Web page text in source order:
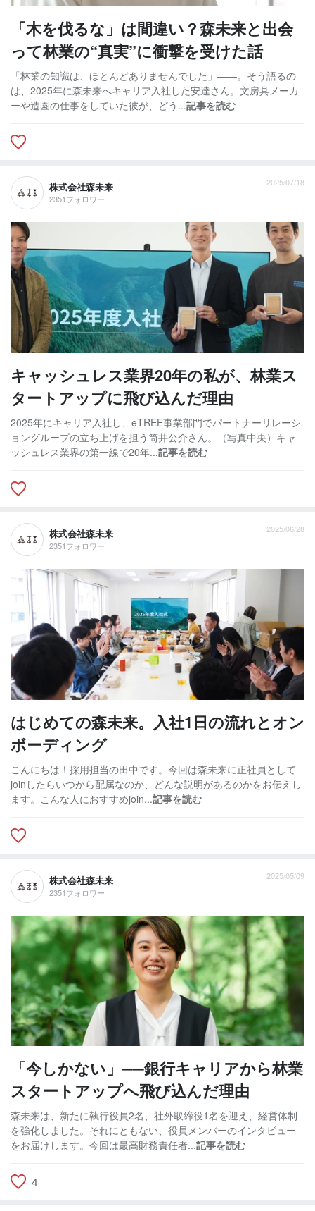
「木を伐るな」は間違い？森未来と出会
って林業の“真実”に衝撃を受けた話
「林業の知識は、ほとんどありませんでした」――。そう語るの
は、2025年に森未来へキャリア入社した安達さん。文房具メーカ
ーや造園の仕事をしていた彼が、どう...記事を読む
株式会社森未来
2351フォロワー
2025/07/18
キャッシュレス業界20年の私が、林業ス
タートアップに飛び込んだ理由
2025年にキャリア入社し、eTREE事業部門でパートナーリレーシ
ョングループの立ち上げを担う筒井公介さん。（写真中央）キャ
ッシュレス業界の第一線で20年...記事を読む
株式会社森未来
2351フォロワー
2025/06/28
はじめての森未来。入社1日の流れとオン
ボーディング
こんにちは！採用担当の田中です。今回は森未来に正社員として
joinしたらいつから配属なのか、どんな説明があるのかをお伝えし
ます。こんな人におすすめjoin...記事を読む
株式会社森未来
2351フォロワー
2025/05/09
「今しかない」──銀行キャリアから林業
スタートアップへ飛び込んだ理由
森未来は、新たに執行役員2名、社外取締役1名を迎え、経営体制
を強化しました。それにともない、役員メンバーのインタビュー
をお届けします。今回は最高財務責任者...記事を読む
4